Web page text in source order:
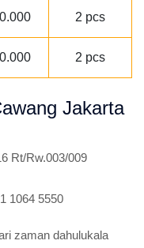
2 pcs
2 pcs
Jakarta
Rt/Rw.003/009
1064 5550
zaman dahulukala